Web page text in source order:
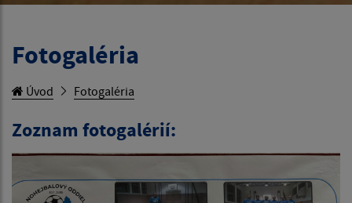
Fotogaléria
Úvod Fotogaléria
Zoznam fotogalérií: